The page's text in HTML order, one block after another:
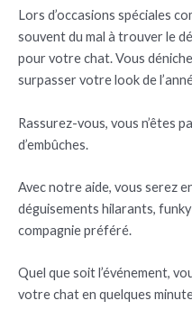
Lors d’occasions spéciales
souvent du mal à trouver le
pour votre chat. Vous
surpasser votre look de
Rassurez-vous, vous n’êtes
d’embûches.
Avec notre aide, vous serez
déguisements hilarants,
compagnie préféré.
Quel que soit l’événement,
votre chat en quelques